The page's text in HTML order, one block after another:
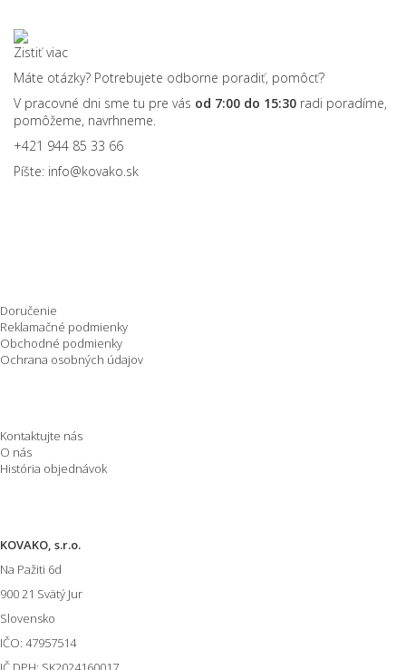
Zistiť viac
Máte otázky? Potrebujete odborne poradiť, pomôcť?
V pracovné dni sme tu pre vás od 7:00 do 15:30 radi poradíme,
pomôžeme, navrhneme.
+421 944 85 33 66
Píšte: info@kovako.sk
Doručenie
Reklamačné podmienky
Obchodné podmienky
Ochrana osobných údajov
Kontaktujte nás
O nás
História objednávok
KOVAKO, s.r.o.
Na Pažiti 6d
900 21 Svätý Jur
Slovensko
IČO: 47957514